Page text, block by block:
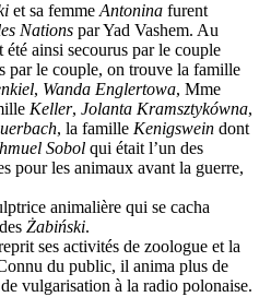
et sa femmeAntonina furent
Nations par Yad Vashem. Au
ainsi secourus par le couple
par le couple, on trouve la famille
, Wanda Englertowa, Mme
Keller, Jolanta Kramsztykówna,
, la famille Kenigswein dont
Sobol qui était l’un des
pour les animaux avant la guerre,
animalière qui se cacha
Żabiński.
ses activités de zoologue et la
du public, il anima plus de
vulgarisation à la radio polonaise.